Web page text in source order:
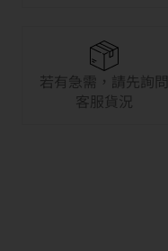
若有急需，請先詢問
客服貨況